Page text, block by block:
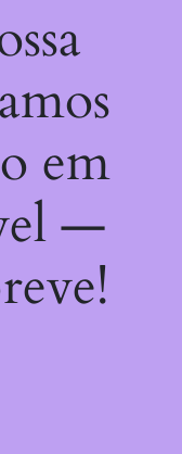
em
—